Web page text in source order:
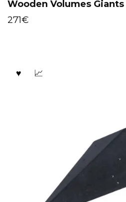
Wooden Volumes Giants
271€